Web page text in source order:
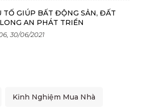
TỐ GIÚP BẤT ĐỘNG SẢN, ĐẤT
AN PHÁT TRIỂN
30/06/2021
Kinh Nghiệm Mua Nhà